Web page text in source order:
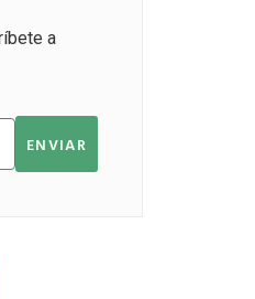
a
ENVIAR